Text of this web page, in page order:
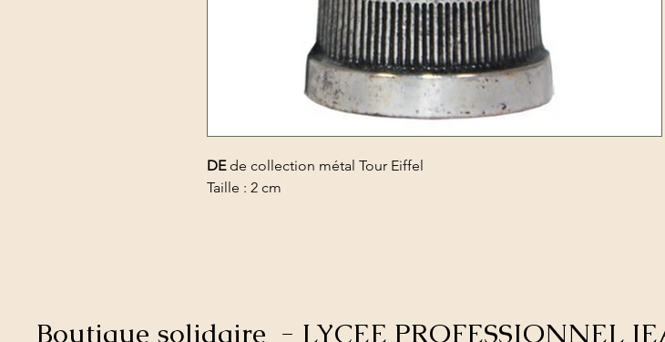
DEde collection métal Tour Eiffel
Taille : 2 cm
Boutique solidaire - LYCEE PROFESSIONNEL